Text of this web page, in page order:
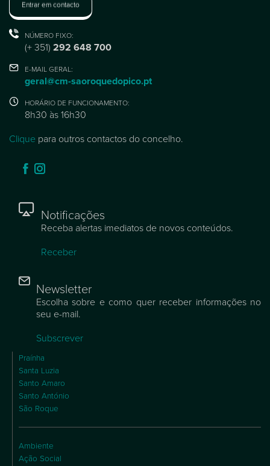
Entrar em contacto
NÚMERO FIXO:
(+ 351) 292 648 700
E-MAIL GERAL:
geral@cm-saoroquedopico.pt
HORÁRIO DE FUNCIONAMENTO:
8h30 às 16h30
Clique para outros contactos do concelho.
Notificações
Receba alertas imediatos de novos conteúdos.
Receber
Newsletter
Escolha sobre e como quer receber informações no
seu e-mail.
Subscrever
Praínha
Santa Luzia
Santo Amaro
Santo António
São Roque
Ambiente
Ação Social